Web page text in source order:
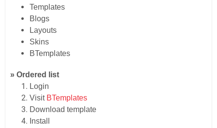
Templates
Blogs
Layouts
Skins
BTemplates
» Ordered list
Login
Visit BTemplates
Download template
Install